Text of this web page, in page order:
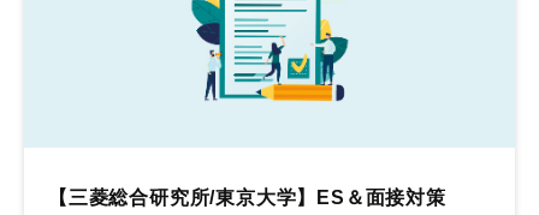
【三菱総合研究所/東京大学】ES＆面接対策